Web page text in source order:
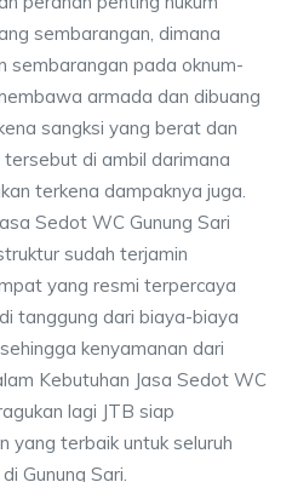
sembarangan, dimana
sembarangan pada oknum-
armada dan dibuang
sangksi yang berat dan
tersebut di ambil darimana
terkena dampaknya juga.
Sedot WC Gunung Sari
sudah terjamin
yang resmi terpercaya
tanggung dari biaya-biaya
kenyamanan dari
Kebutuhan Jasa Sedot WC
lagi JTB siap
yang terbaik untuk seluruh
Gunung Sari.